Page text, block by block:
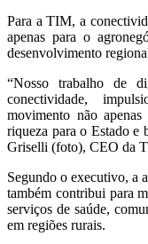
Para a TIM, a
apenas para o
desenvolvimento
“Nosso trabalho de
conectividade,
movimento não
riqueza para o Estado e
Griselli (foto), CEO da
Segundo o executivo, a
também contribui para
serviços de saúde,
em regiões rurais.